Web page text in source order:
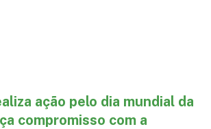
ação pelo dia mundial da
compromisso com a